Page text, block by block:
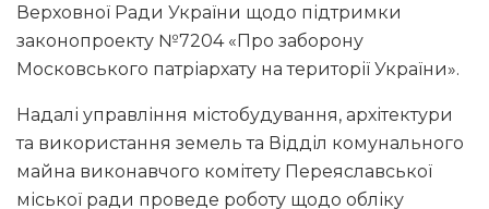
Верховної Ради України щодо підтримки
законопроекту №7204 «Про заборону
Московського патріархату на території України».
Надалі управління містобудування, архітектури
та використання земель та Відділ комунального
майна виконавчого комітету Переяславської
міської ради проведе роботу щодо обліку